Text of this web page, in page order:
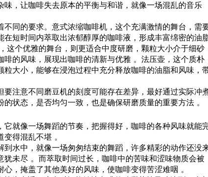
，让咖啡失去原本的平衡与和谐，就像一场混乱的音乐
同的要求。意式浓缩咖啡机，这个充满激情的舞台，需
短时间内萃取出浓郁醇厚的咖啡液，形成丰富绵密的油
这个优雅的舞台，则更适合中度研磨，颗粒大小介于细砂
的风味，展现出咖啡的清新与优雅 。法压壶，这个质朴
大小，能够在浸泡过程中充分释放咖啡的油脂和风味，
注意不同磨豆机的刻度可能存在差异，最好通过实际冲
状态，是否均匀一致，也是确保研磨质量的重要方法 。
就像一场舞蹈的节奏，把握得好，咖啡的各种风味就能
得混乱不堪 。
水中，就像一场匆匆结束的舞蹈，许多精彩的动作还没
未尽 。而萃取时间过长，咖啡中的苦味和涩味物质会被
，掩盖了其他美好的风味，使咖啡变得苦涩难咽 。